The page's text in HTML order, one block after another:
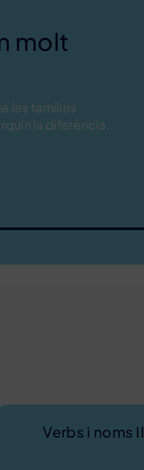
molt
les famílies
la diferència.
Verbs i noms II